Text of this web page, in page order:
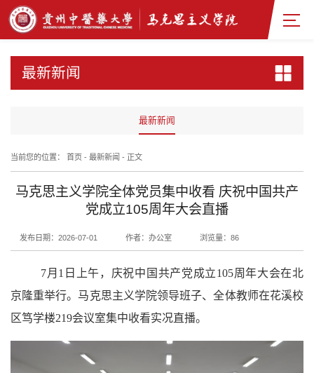
最新新闻
最新新闻
当前您的位置： 首页 - 最新新闻 - 正文
马克思主义学院全体党员集中收看 庆祝中国共产
党成立105周年大会直播
发布日期：2026-07-01 作者：办公室 浏览量： 86
7月1日上午，庆祝中国共产党成立105周年大会在北
京隆重举行。马克思主义学院领导班子、全体教师在花溪校
区笃学楼219会议室集中收看实况直播。